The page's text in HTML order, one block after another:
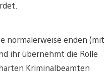
normalerweise enden (mit
ihr übernehmt die Rolle
Kriminalbeamten